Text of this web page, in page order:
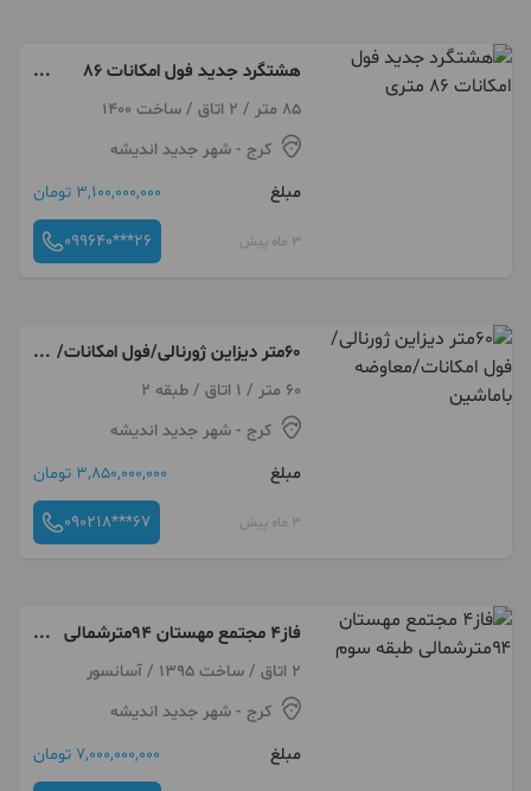
هشتگرد جدید فول امکانات ۸۶
متری
85 متر / 2 اتاق / ساخت 1400
کرج - شهر جدید اندیشه
مبلغ
3,100,000,000 تومان
3 ماه پیش 099640***26
60متر دیزاین ژورنالی/فول امکانات/
معاوضه باماشین
60 متر / 1 اتاق / طبقه 2
کرج - شهر جدید اندیشه
مبلغ
3,850,000,000 تومان
3 ماه پیش 090218***67
فاز۴ مجتمع مهستان ۹۴مترشمالی
طبقه سوم
2 اتاق / ساخت 1395 / آسانسور
کرج - شهر جدید اندیشه
مبلغ
7,000,000,000 تومان